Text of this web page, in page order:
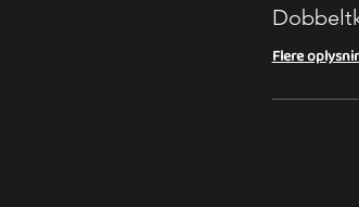
Flere